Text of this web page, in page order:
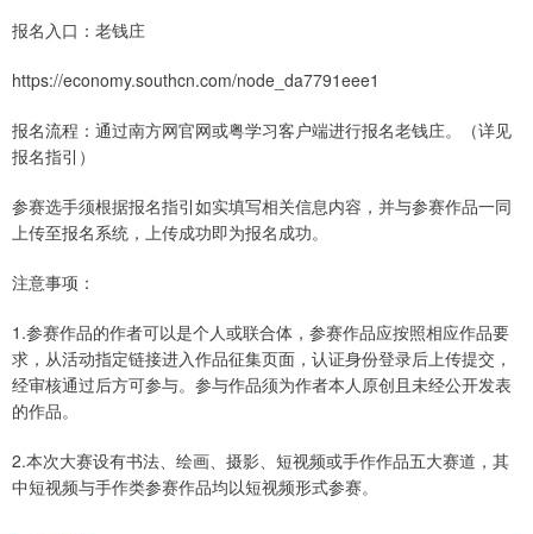
报名入口：老钱庄
https://economy.southcn.com/node_da7791eee1
报名流程：通过南方网官网或粤学习客户端进行报名老钱庄。（详见
报名指引）
参赛选手须根据报名指引如实填写相关信息内容，并与参赛作品一同
上传至报名系统，上传成功即为报名成功。
注意事项：
1.参赛作品的作者可以是个人或联合体，参赛作品应按照相应作品要
求，从活动指定链接进入作品征集页面，认证身份登录后上传提交，
经审核通过后方可参与。参与作品须为作者本人原创且未经公开发表
的作品。
2.本次大赛设有书法、绘画、摄影、短视频或手作作品五大赛道，其
中短视频与手作类参赛作品均以短视频形式参赛。